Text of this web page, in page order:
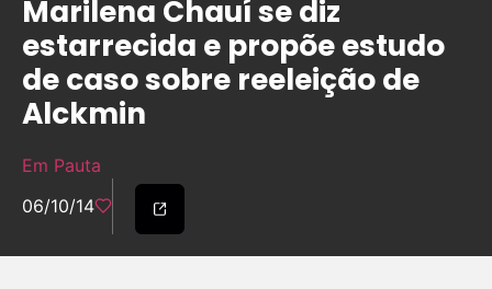
Marilena Chauí se diz
estarrecida e propõe estudo
de caso sobre reeleição de
Alckmin
Em Pauta
06/10/14